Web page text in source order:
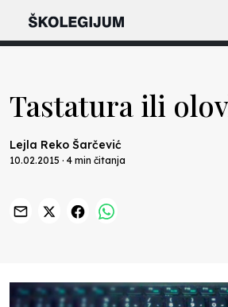
Tastatura ili
Lejla Reko Šarčević
10.02.2015 · 4 min čitanja